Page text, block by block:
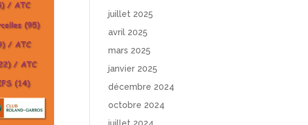
juillet 2025
avril 2025
mars 2025
janvier 2025
décembre 2024
octobre 2024